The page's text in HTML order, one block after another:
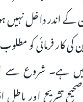
کے اندر داخل نہیں
کار فرمائی کو
نہیں ہے۔ شروع
تشریح اور باطل